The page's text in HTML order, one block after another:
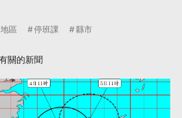
地區 停班課 縣市
關的新聞